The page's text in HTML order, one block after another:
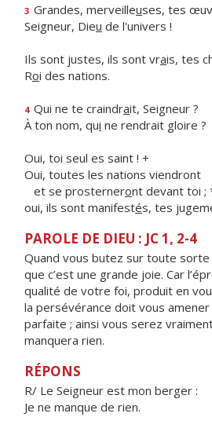
3 Grandes, merveilleuses, tes
Seigneur, Dieu de l'univers !
Ils sont justes, ils sont vrais, tes
Roi des nations.
4 Qui ne te craindrait, Seigneur ?
À ton nom, qui ne rendrait gloire ?
Oui, toi seul es saint ! +
Oui, toutes les nations viendront
et se prosterneront devant toi ;
oui, ils sont manifestés, tes
PAROLE DE DIEU : JC 1, 2-4
Quand vous butez sur toute sorte
que c’est une grande joie. Car
qualité de votre foi, produit en
la persévérance doit vous amener
parfaite ; ainsi vous serez
manquera rien.
RÉPONS
R/ Le Seigneur est mon berger :
Je ne manque de rien.